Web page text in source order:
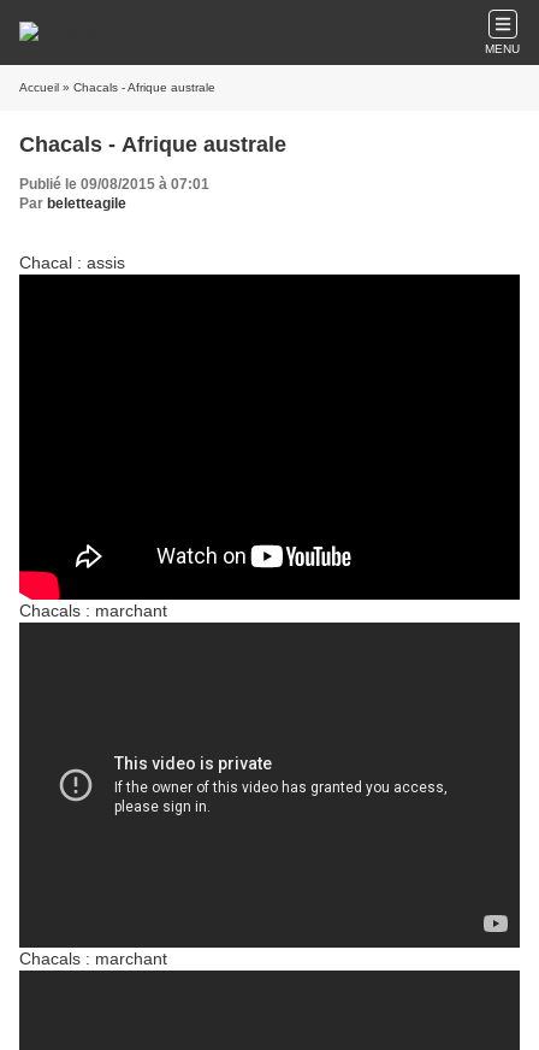
MENU
Accueil » Chacals - Afrique australe
Chacals - Afrique australe
Publié le 09/08/2015 à 07:01
Par beletteagile
Chacal : assis
Chacals : marchant
Chacals : marchant